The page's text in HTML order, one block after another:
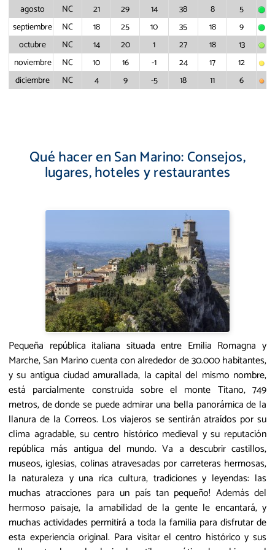
agosto
NC 21 29 14 38 8
5
septiembre
NC 18 25 10 35 18
9
octubre
NC 14 20 1 27 18
13
noviembre
NC 10 16 -1 24 17
12
diciembre
NC 4 9 -5 18 11 6
Qué hacer en San Marino: Consejos,
lugares, hoteles y restaurantes
Pequeña república italiana situada entre Emilia Romagna y
Marche, San Marino cuenta con alrededor de 30.000 habitantes,
y su antigua ciudad amurallada, la capital del mismo nombre,
está parcialmente construida sobre el monte Titano, 749
metros, de donde se puede admirar una bella panorámica de la
llanura de la Correos. Los viajeros se sentirán atraídos por su
clima agradable, su centro histórico medieval y su reputación
república más antigua del mundo. Va a descubrir castillos,
museos, iglesias, colinas atravesadas por carreteras hermosas,
la naturaleza y una rica cultura, tradiciones y leyendas: las
muchas atracciones para un país tan pequeño! Además del
hermoso paisaje, la amabilidad de la gente le encantará, y
muchas actividades permitirá a toda la familia para disfrutar de
esta experiencia original. Para visitar el centro histórico y sus